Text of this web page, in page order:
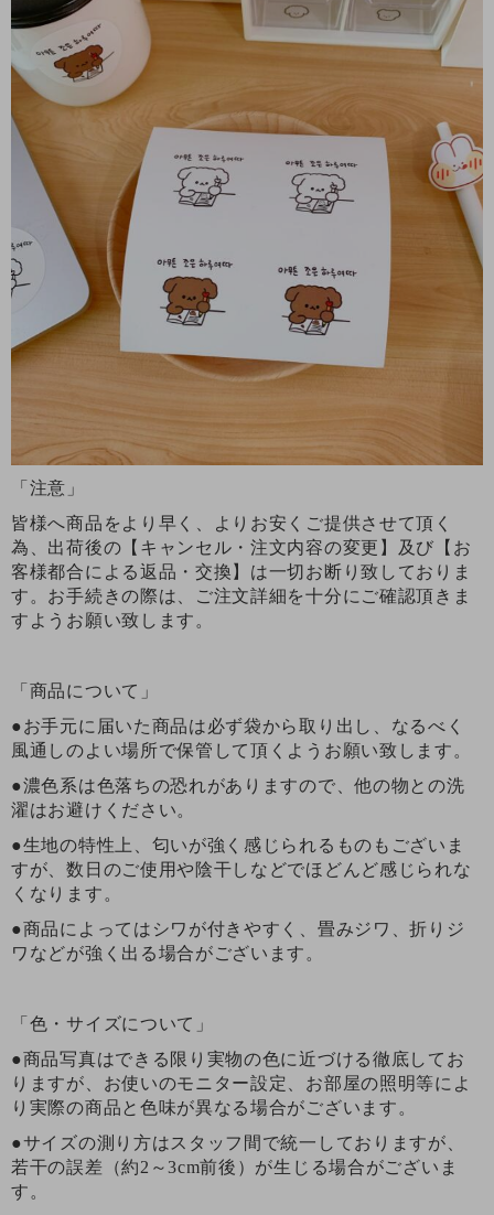
「注意」
皆様へ商品をより早く、よりお安くご提供させて頂く
為、出荷後の【キャンセル・注文内容の変更】及び【お
客様都合による返品・交換】は一切お断り致しておりま
す。お手続きの際は、ご注文詳細を十分にご確認頂きま
すようお願い致します。
「商品について」
●お手元に届いた商品は必ず袋から取り出し、なるべく
風通しのよい場所で保管して頂くようお願い致します。
●濃色系は色落ちの恐れがありますので、他の物との洗
濯はお避けください。
●生地の特性上、匂いが強く感じられるものもございま
すが、数日のご使用や陰干しなどでほどんど感じられな
くなります。
●商品によってはシワが付きやすく、畳みジワ、折りジ
ワなどが強く出る場合がございます。
「色・サイズについて」
●商品写真はできる限り実物の色に近づける徹底してお
りますが、お使いのモニター設定、お部屋の照明等によ
り実際の商品と色味が異なる場合がございます。
●サイズの測り方はスタッフ間で統一しておりますが、
若干の誤差（約2～3cm前後）が生じる場合がございま
す。